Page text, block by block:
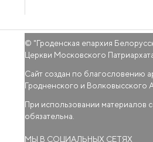
© "Гроденская епархия
Церкви Московского
Сайт создан по благословению
Гродненского и Волковысского
При использовании материалов
обязательна.
МЫ В СОЦИАЛЬНЫХ СЕТЯХ